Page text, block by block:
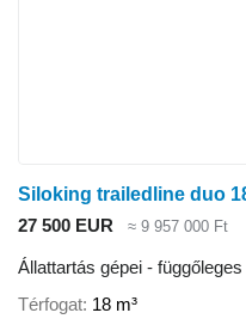
Siloking trailedline duo
27 500 EUR
≈ 9 957 000 Ft
Állattartás gépei -
Térfogat 18 m³